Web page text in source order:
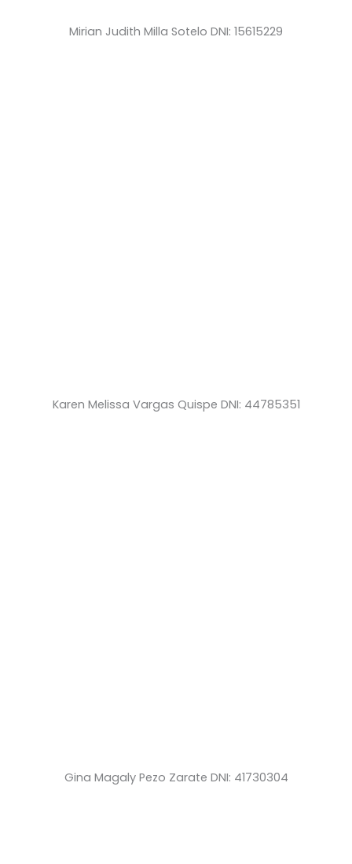
Mirian Judith Milla Sotelo DNI: 15615229
Karen Melissa Vargas Quispe DNI: 44785351
Gina Magaly Pezo Zarate DNI: 41730304